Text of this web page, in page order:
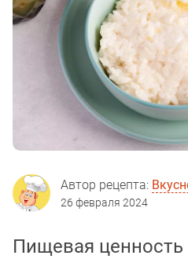
Автор рецепта:
26 февраля 2024
Пищевая ценность